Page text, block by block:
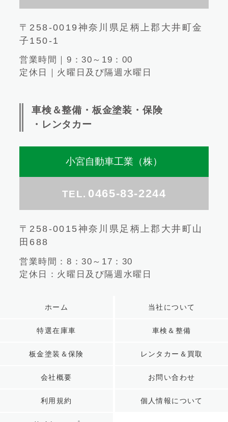
〒258-0019神奈川県足柄上郡大井町金
子150-1
営業時間｜9：30～19：00
定休日｜火曜日及び隔週水曜日
車検＆整備・板金塗装・保険
・レンタカー
小宮自動車工業（株）
TEL. 0465-83-2244
〒258-0015神奈川県足柄上郡大井町山
田688
営業時間：8：30～17：30
定休日：火曜日及び隔週水曜日
ホーム 当社について
特選在庫車 車検＆整備
板金塗装＆保険 レンタカー＆買取
会社概要 お問い合わせ
利用規約 個人情報について